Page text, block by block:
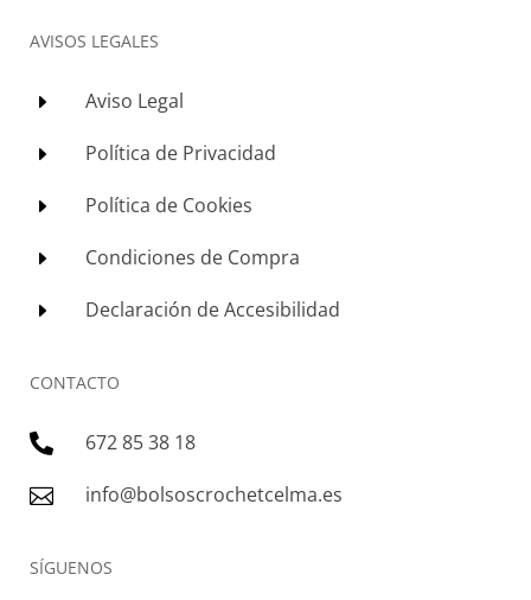
AVISOS LEGALES
E Aviso Legal
E Política de Privacidad
E Política de Cookies
E Condiciones de Compra
E Declaración de Accesibilidad
CONTACTO
 672 85 38 18
 info@bolsoscrochetcelma.es
SÍGUENOS